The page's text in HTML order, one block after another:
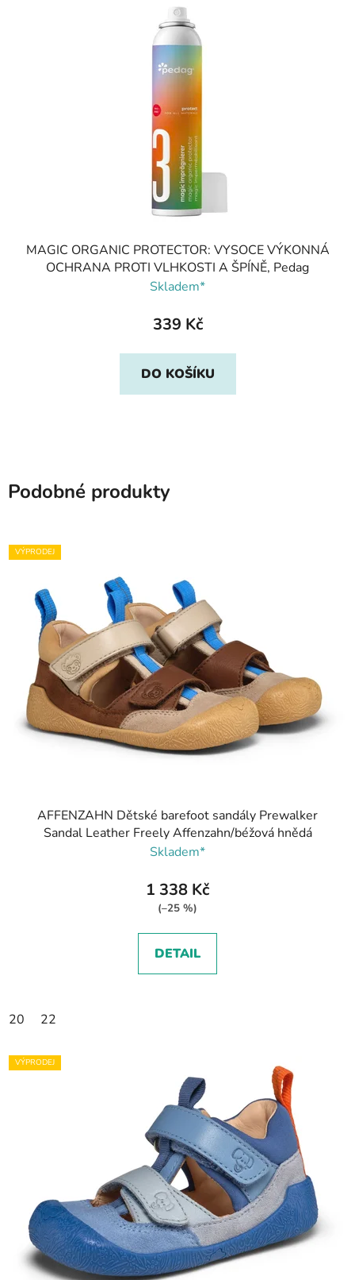
MAGIC ORGANIC PROTECTOR: VYSOCE VÝKONNÁ
OCHRANA PROTI VLHKOSTI A ŠPÍNĚ, Pedag
Skladem*
339 Kč
DO KOŠÍKU
Podobné produkty
VÝPRODEJ
AFFENZAHN Dětské barefoot sandály Prewalker
Sandal Leather Freely Affenzahn/béžová hnědá
Skladem*
1 338 Kč
(–25 %)
DETAIL
20 22
VÝPRODEJ